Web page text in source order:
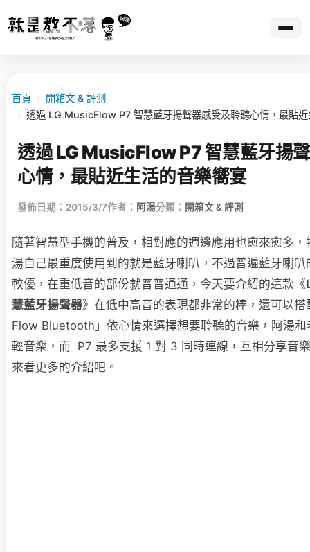
首頁 ›
開箱文 & 評測
› 透過 LG MusicFlow P7 智慧藍牙揚聲器感受及聆聽心情，最貼
透過 LG MusicFlow P7 智慧藍牙揚
心情，最貼近生活的音樂嚮宴
發佈日期：2015/3/7作者： 阿湯分類： 開箱文 & 評測
隨著智慧型手機的普及，相對應的週邊應用也愈來愈多
湯自己最重度使用到的就是藍牙喇叭，不過普遍藍牙喇
較優，在重低音的部份就普普通通，今天要介紹的這款《
慧藍牙揚聲器》在低中高音的表現都非常的棒，還可以
Flow Bluetooth」依心情來選擇想要聆聽的音樂，阿湯
輕音樂，而 P7 最多支援 1 對 3 同時連線，互相分享音
來看更多的介紹吧。